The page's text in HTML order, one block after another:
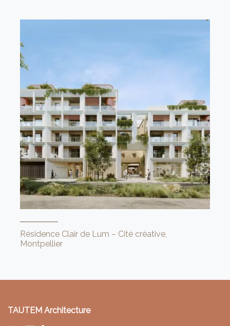
Résidence Clair de Lum – Cité créative,
Montpellier
TAUTEM Architecture